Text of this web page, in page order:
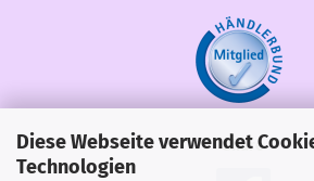
Diese Webseite verwendet
Technologien
Share